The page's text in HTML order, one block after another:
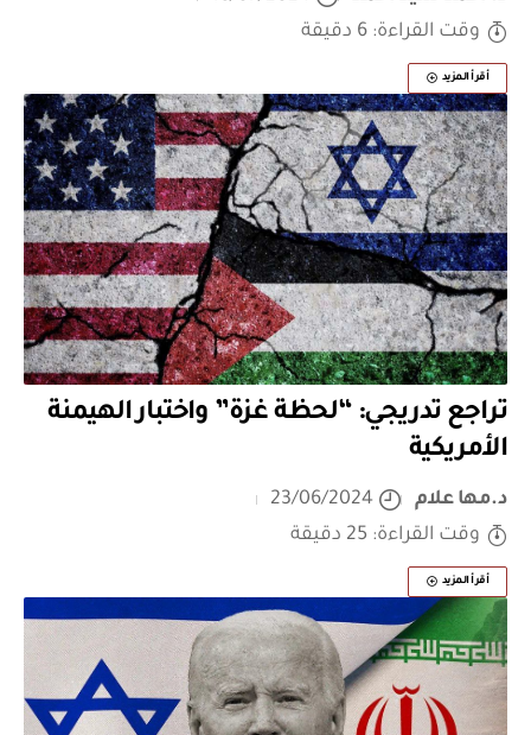
وقت القراءة: 6 دقيقة
أقرأ المزيد
تراجع تدريجي: “لحظة غزة” واختبار الهيمنة
الأمريكية
د.مها علام
23/06/2024
وقت القراءة: 25 دقيقة
أقرأ المزيد